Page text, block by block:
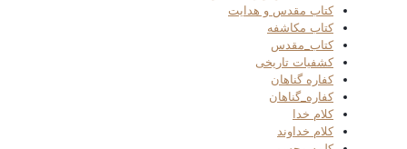
کتاب مقدس و هدایت
کتاب مکاشفه
کتاب_مقدس
کشفیات تاریخی
کفاره گناهان
کفاره_گناهان
کلام خدا
کلام خداوند